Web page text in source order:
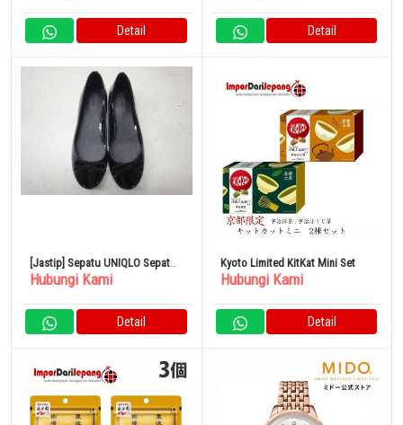
Detail Detail
[Jastip] Sepatu UNIQLO Sepatu
Balet Enamel Wanita 23,5cm
Hubungi Kami
Detail
Kyoto Limited KitKat Mini Set
Hubungi Kami
Detail